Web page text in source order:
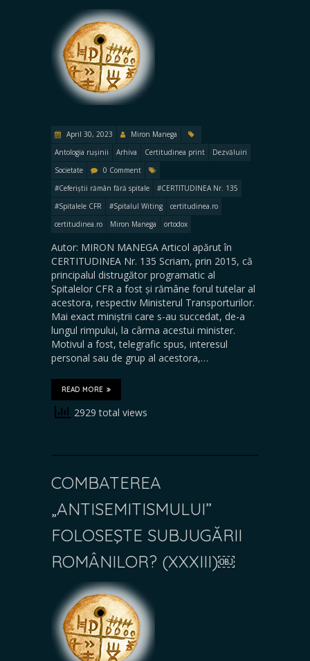
April 30, 2023
Miron Manega
Antologia rușinii
Arhiva Certitudinea print
Dezvăluiri
Societate
0 Comment
#Ceferiștii rămân fără spitale
#CERTITUDINEA Nr. 135
#Spitalele CFR
#Spitalul Witing
certitudinea.ro
certitudinea.ro
Miron Manega ortodox
Autor: MIRON MANEGA Articol apărut în
CERTITUDINEA Nr. 135 Scriam, prin 2015, că
principalul distrugător programatic al
Spitalelor CFR a fost și rămâne forul tutelar al
acestora, respectiv Ministerul Transporturilor.
Mai exact miniștrii care s-au succedat, de-a
lungul rimpului, la cârma acestui minister.
Motivul a fost, telegrafic spus, interesul
personal sau de grup al acestora,…
READ MORE
2929 total views
COMBATEREA
„ANTISEMITISMULUI”
FOLOSEŞTE SUBJUGĂRII
ROMÂNILOR? (XXXIII)￼